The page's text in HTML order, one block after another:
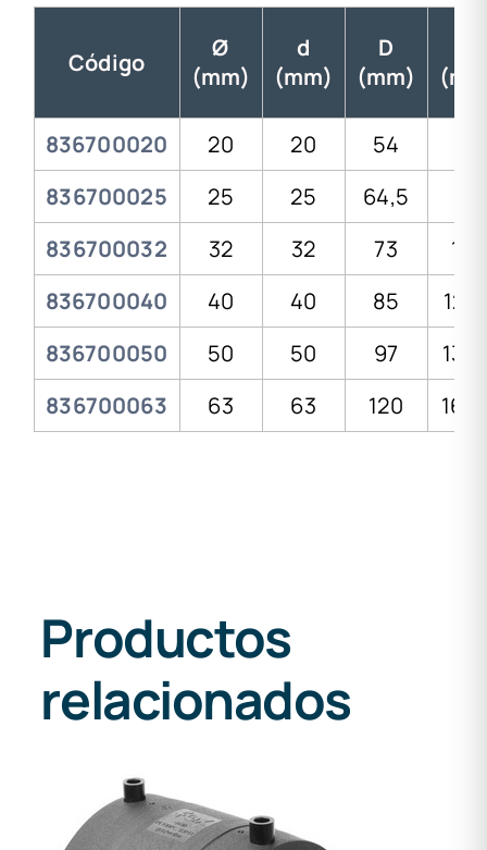
Código
Ø
(mm)
d
(mm)
D
(mm)
836700020 20 20 54
836700025
25 25 64,5
836700032
32 32 73
108
836700040
40 40 85
836700050
50 50 97
836700063
63 63 120
Productos
relacionados